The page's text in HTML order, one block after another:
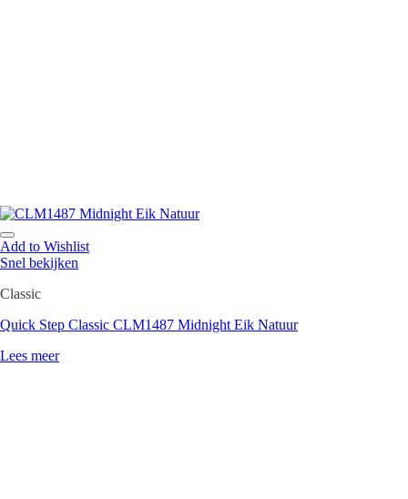
Add to Wishlist
Snel bekijken
Classic
Quick Step Classic CLM1487 Midnight Eik Natuur
Lees meer